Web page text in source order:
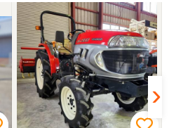
ンダーを探していて、金額も
のですぐに決めました！ それ
所も大きな決め手で、良い買
満足しております。